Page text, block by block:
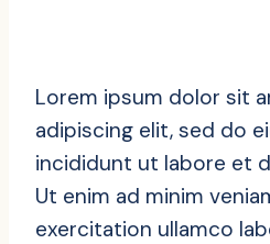
Lorem ipsum dolor sit
adipiscing elit, sed do
incididunt ut labore et
Ut enim ad minim
exercitation ullamco